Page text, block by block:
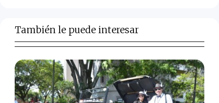
También le puede interesar